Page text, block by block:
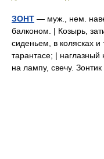
ЗОНТ — муж., нем.
балконом. | Козырь,
сиденьем, в колясках
тарантасе; | наглазный
на лампу, свечу.